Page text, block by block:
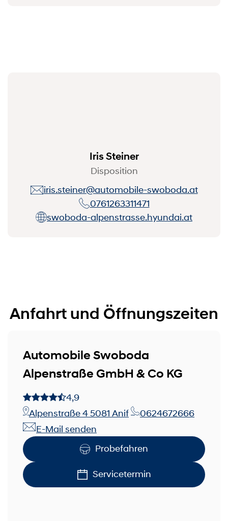
Iris Steiner
Disposition
iris.steiner@automobile-swoboda.at
0761263311471
swoboda-alpenstrasse.hyundai.at
Anfahrt und Öffnungszeiten
Automobile Swoboda
Alpenstraße GmbH & Co KG
4,9
Alpenstraße 4 5081 Anif
0624672666
E-Mail senden
Probefahren
Servicetermin